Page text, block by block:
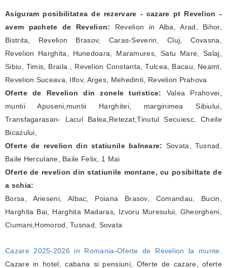
Asiguram posibilitatea de rezervare - cazare pt Revelion -
avem pachete de Revelion: Revelion in Alba, Arad, Bihor,
Bistrita, Revelion Brasov, Caras-Severin, Cluj, Covasna,
Revelion Harghita, Hunedoara, Maramures, Satu Mare, Salaj,
Sibiu, Timis, Braila , Revelion Constanta, Tulcea, Bacau, Neamt,
Revelion Suceava, Ilfov, Arges, Mehedinti, Revelion Prahova
Oferte de Revelion din zonele turistice: Valea Prahovei,
muntii Apuseni,muntii Harghitei, marginimea Sibiului,
Transfagarasan- Lacul Balea,Retezat,Tinutul Secuiesc, Cheile
Bicazului,
Oferte de revelion din statiunile balneare: Sovata, Tusnad,
Baile Herculane, Baile Felix, 1 Mai
Oferte de revelion din statiunile montane, cu posibiltate de
a schia:
Borsa, Arieseni, Albac, Poiana Brasov, Comandau, Bucin,
Harghita Bai, Harghita Madaras, Izvoru Muresului, Gheorgheni,
Ciumani,Homorod, Tusnad, Sovata
Cazare 2025-2026 in Romania-Oferte de Revelion la munte
Cazare in hotel, cabana si pensiuni, Oferte de cazare, oferte